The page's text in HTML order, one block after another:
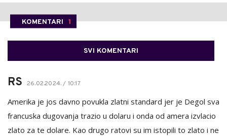
KOMENTARI 1
SVI KOMENTARI
RS 26.02.2024. / 10:17
Amerika je jos davno povukla zlatni standard jer je Degol sva
francuska dugovanja trazio u dolaru i onda od amera izvlacio
zlato za te dolare. Kao drugo ratovi su im istopili to zlato i ne